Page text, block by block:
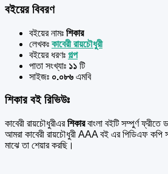
বইয়ের বিবরণ
বইয়ের নামঃ শিকার
লেখকঃ কাবেরী রায়চৌধুরী
বইয়ের ধরণঃ গল্প
পাতা সংখ্যাঃ ১১ টি
সাইজঃ ০.০৮৬ এমবি
শিকার বই রিভিউঃ
কাবেরী রায়চৌধুরীএরশিকারবাংলা বইটি সম্পুর্ণ
আমরা কাবেরী রায়চৌধুরী AAA বই এর পিডিএফ কপি
মাঝে তা শেয়ার করছি।